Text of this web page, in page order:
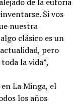
Si vos
nuestra
clásico es un
pero
la vida”,
La Minga, el
los años